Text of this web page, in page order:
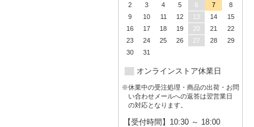
2
3 4 5 6 7
8
9
10 11 12 13 14
15
16
17 18 19 20 21
22
23
24 25 26 27 28
29
30
31
オンラインストア休業日
※休業中の受注処理・商品の出荷・お問
い合わせメールへの返答は翌営業日
の対応となります。
【受付時間】10:30 ～ 18:00